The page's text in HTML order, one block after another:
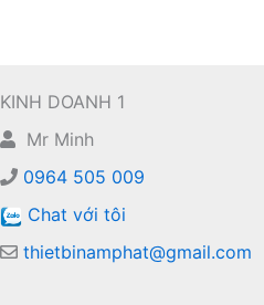
KINH DOANH 1
Mr Minh
0964 505 009
Chat với tôi
thietbinamphat@gmail.com